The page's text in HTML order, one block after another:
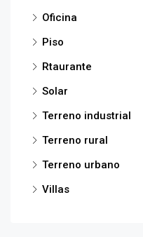
Oficina
Piso
Rtaurante
Solar
Terreno industrial
Terreno rural
Terreno urbano
Villas